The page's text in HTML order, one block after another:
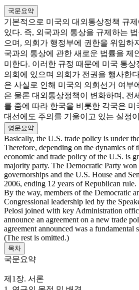
국문요약
기본적으로 미국의 대외통상정책 규
있다. 즉, 외국과의 통상을 규제하는
으며, 의회가 행정부에 권한을 위임하
국과의 통상에 관한 새로운 법률을 제
미한다. 이러한 규정 때문에 미국 통
의회에 있으며 의회가 전권을 행사한
은 사실로 인해 미국의 의회선거 여부
은 물론 대외통상정책이 변화하며, 전
를 줌에 따라 한국을 비롯한 각국은
대선에도 주의를 기울이고 있는 실정
영문요약
Basically, the U.S. trade policy is under
Therefore, depending on the dynamics of
economic and trade policy of the U.S. is
majority party. The Democratic Party won
governorships and the U.S. House and
2006, ending 12 years of Republican rule.
By the way, members of the Democratic
Congressional leadership led by the
Pelosi joined with key Administration
announce an agreement on a new trade
agreement announced was a
(The rest is omitted.)
목차
국문요약
제1장. 서론